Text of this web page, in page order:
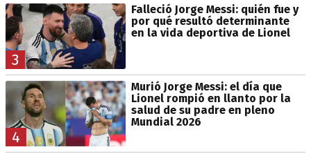
3
Falleció Jorge Messi: quién fue y
por qué resultó determinante
en la vida deportiva de Lionel
4
Murió Jorge Messi: el día que
Lionel rompió en llanto por la
salud de su padre en pleno
Mundial 2026